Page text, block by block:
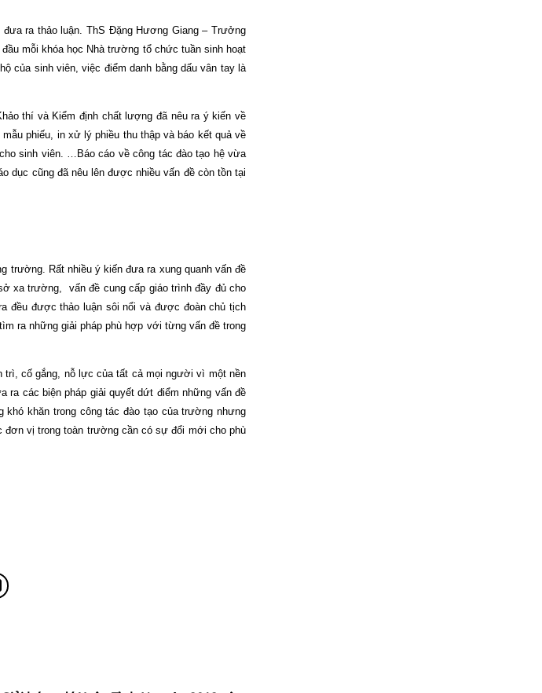
ra thảo luận. ThS Đặng Hương Giang – Trưởng
mỗi khóa học Nhà trường tổ chức tuần sinh hoạt
của sinh viên,việc điểm danh bằng dấu vân tay là
thí và Kiểm định chất lượng đã nêu ra ý kiến về
phiếu, in xử lý phiều thu thập và báo kết quả về
sinh viên. …Báo cáo về công tác đào tạo hệ vừa
dục cũng đã nêu lên được nhiều vấn đề còn tồn tại
trường. Rất nhiều ý kiến đưa ra xung quanh vấn đề
xa trường,
vấn đề cung cấp giáo trình đầy đủ cho
đều được thảo luận sôi nổi và được đoàn chủ tịch
ra những giải pháp phù hợp với từng vấn đề trong
trì, cố gắng, nỗ lực của tất cả mọi người vì một nền
ra các biện pháp giải quyết dứt điểm những vấn đề
khăn trong công tác đào tạo của trường nhưng
đơn vị trong toàn trường cần có sự đổi mới cho phù